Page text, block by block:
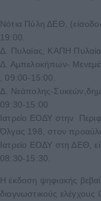
Νότια Πύλη ΔΕΘ,
19:00.
Δ. Πυλαίας, ΚΑΠΗ
Δ. Αμπελοκήπων-
, 09:00-15:00.
Δ. Νεάπολης-
09:30-15:00
Ιατρείο ΕΟΔΥ στην
Όλγας 198, στον
Ιατρείο ΕΟΔΥ στη ΔΕΘ,
08:30-15:30.
Η έκδοση ψηφιακής
διαγνωστικούς